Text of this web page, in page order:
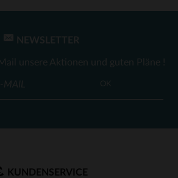
NEWSLETTER
unsere Aktionen und guten Pläne !
OK
KUNDENSERVICE